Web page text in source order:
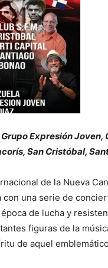
Expresión Joven,
San Cristóbal,
de la Nueva
una serie de
de lucha y
figuras de la
de aquel